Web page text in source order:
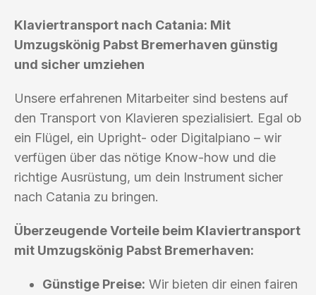
Klaviertransport nach Catania: Mit
Umzugskönig Pabst Bremerhaven günstig
und sicher umziehen
Unsere erfahrenen Mitarbeiter sind bestens auf
den Transport von Klavieren spezialisiert. Egal ob
ein Flügel, ein Upright- oder Digitalpiano – wir
verfügen über das nötige Know-how und die
richtige Ausrüstung, um dein Instrument sicher
nach Catania zu bringen.
Überzeugende Vorteile beim Klaviertransport
mit Umzugskönig Pabst Bremerhaven:
Günstige Preise: Wir bieten dir einen fairen